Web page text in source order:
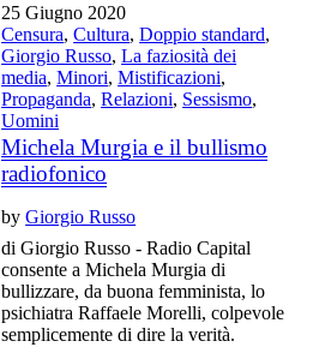
25 Giugno 2020
Censura,Cultura,Doppio standard,
Giorgio Russo,La faziosità dei
media,Minori,Mistificazioni,
Propaganda,Relazioni, Sessismo,
Uomini
Michela Murgia e il bullismo
radiofonico
byGiorgio Russo
di Giorgio Russo - Radio Capital
consente a Michela Murgia di
bullizzare, da buona femminista, lo
psichiatra Raffaele Morelli, colpevole
semplicemente di dire la verità.